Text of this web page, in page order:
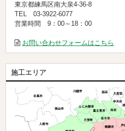
東京都練馬区南大泉4-36-8
TEL 03-3922-6077
営業時間 9：00～18：00
お問い合わせフォームはこちら
施工エリア